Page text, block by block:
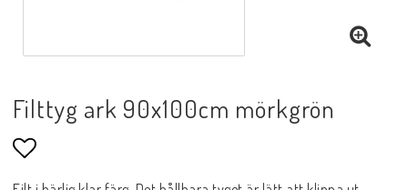
Filttyg ark 90x100cm mörkgrön